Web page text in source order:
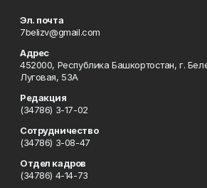
Эл. почта
7belizv@gmail.com
Адрес
452000, Республика Башкортостан, г.
Луговая, 53А
Редакция
(34786) 3-17-02
Сотрудничество
(34786) 3-08-47
Отдел кадров
(34786) 4-14-73